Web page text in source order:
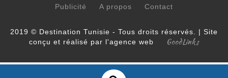
Publicité A propos Contact
2019 © Destination Tunisie - Tous droits réservés. | Site
conçu et réalisé par l'agence web
GoodLinks